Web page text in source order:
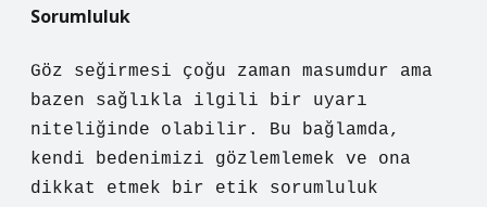
Sorumluluk
Göz seğirmesi çoğu zaman masumdur ama
bazen sağlıkla ilgili bir uyarı
niteliğinde olabilir. Bu bağlamda,
kendi bedenimizi gözlemlemek ve ona
dikkat etmek bir etik sorumluluk